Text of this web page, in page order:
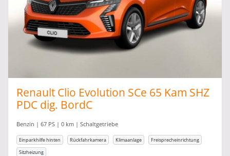
Renault Clio Evolution SCe 65 Kam SHZ
PDC dig. BordC
Benzin | 67 PS | 0 km | Schaltgetriebe
Einparkhilfe hinten Rückfahrkamera Klimaanlage
Freisprecheinrichtung
Sitzheizung